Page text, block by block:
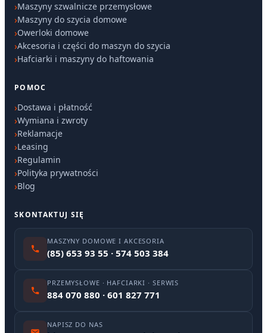
Maszyny szwalnicze przemysłowe
Maszyny do szycia domowe
Owerloki domowe
Akcesoria i części do maszyn do szycia
Hafciarki i maszyny do haftowania
POMOC
Dostawa i płatność
Wymiana i zwroty
Reklamacje
Leasing
Regulamin
Polityka prywatności
Blog
SKONTAKTUJ SIĘ
MASZYNY DOMOWE I AKCESORIA
(85) 653 93 55 · 574 503 384
PRZEMYSŁOWE · HAFCIARKI · SERWIS
884 070 880 · 601 827 771
NAPISZ DO NAS